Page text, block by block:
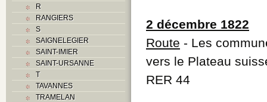
R
RANGIERS
S
SAIGNELEGIER
SAINT-IMIER
SAINT-URSANNE
T
TAVANNES
TRAMELAN
2 décembre 1822
Route - Les
vers le Plateau
RER 44